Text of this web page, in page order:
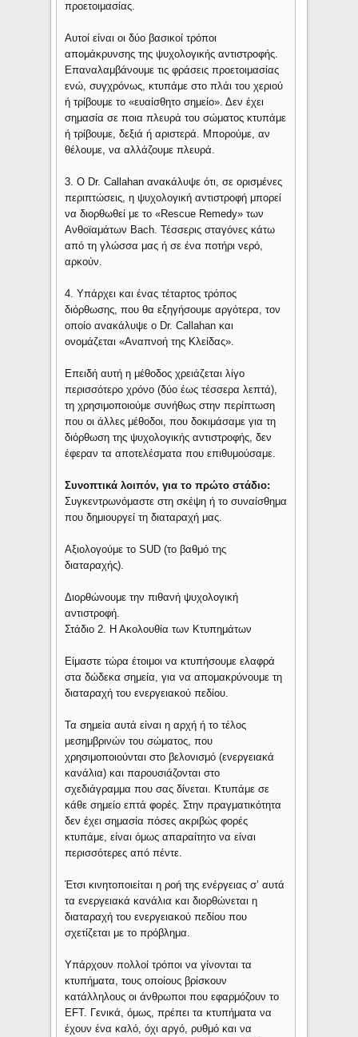
προετοιμασίας.
Αυτοί είναι οι δύο βασικοί τρόποι
απομάκρυνσης της ψυχολογικής αντιστροφής.
Επαναλαμβάνουμε τις φράσεις προετοιμασίας
ενώ, συγχρόνως, κτυπάμε στο πλάι του χεριού
ή τρίβουμε το «ευαίσθητο σημείο». Δεν έχει
σημασία σε ποια πλευρά του σώματος κτυπάμε
ή τρίβουμε, δεξιά ή αριστερά. Μπορούμε, αν
θέλουμε, να αλλάζουμε πλευρά.
3. Ο Dr. Callahan ανακάλυψε ότι, σε ορισμένες
περιπτώσεις, η ψυχολογική αντιστροφή μπορεί
να διορθωθεί με το «Rescue Remedy» των
Aνθοϊαμάτων Bach. Τέσσερις σταγόνες κάτω
από τη γλώσσα μας ή σε ένα ποτήρι νερό,
αρκούν.
4. Υπάρχει και ένας τέταρτος τρόπος
διόρθωσης, που θα εξηγήσουμε αργότερα, τον
οποίο ανακάλυψε ο Dr. Callahan και
ονομάζεται «Αναπνοή της Κλείδας».
Επειδή αυτή η μέθοδος χρειάζεται λίγο
περισσότερο χρόνο (δύο έως τέσσερα λεπτά),
τη χρησιμοποιούμε συνήθως στην περίπτωση
που οι άλλες μέθοδοι, που δοκιμάσαμε για τη
διόρθωση της ψυχολογικής αντιστροφής, δεν
έφεραν τα αποτελέσματα που επιθυμούσαμε.
Συνοπτικά λοιπόν, για το πρώτο στάδιο:
Συγκεντρωνόμαστε στη σκέψη ή το συναίσθημα
που δημιουργεί τη διαταραχή μας.
Αξιολογούμε το SUD (το βαθμό της
διαταραχής).
Διορθώνουμε την πιθανή ψυχολογική
αντιστροφή.
Στάδιο 2. Η Ακολουθία των Κτυπημάτων
Είμαστε τώρα έτοιμοι να κτυπήσουμε ελαφρά
στα δώδεκα σημεία, για να απομακρύνουμε τη
διαταραχή του ενεργειακού πεδίου.
Τα σημεία αυτά είναι η αρχή ή το τέλος
μεσημβρινών του σώματος, που
χρησιμοποιούνται στο βελονισμό (ενεργειακά
κανάλια) και παρουσιάζονται στο
σχεδιάγραμμα που σας δίνεται. Κτυπάμε σε
κάθε σημείο επτά φορές. Στην πραγματικότητα
δεν έχει σημασία πόσες ακριβώς φορές
κτυπάμε, είναι όμως απαραίτητο να είναι
περισσότερες από πέντε.
Έτσι κινητοποιείται η ροή της ενέργειας σ’ αυτά
τα ενεργειακά κανάλια και διορθώνεται η
διαταραχή του ενεργειακού πεδίου που
σχετίζεται με το πρόβλημα.
Υπάρχουν πολλοί τρόποι να γίνονται τα
κτυπήματα, τους οποίους βρίσκουν
κατάλληλους οι άνθρωποι που εφαρμόζουν το
EFT. Γενικά, όμως, πρέπει τα κτυπήματα να
έχουν ένα καλό, όχι αργό, ρυθμό και να